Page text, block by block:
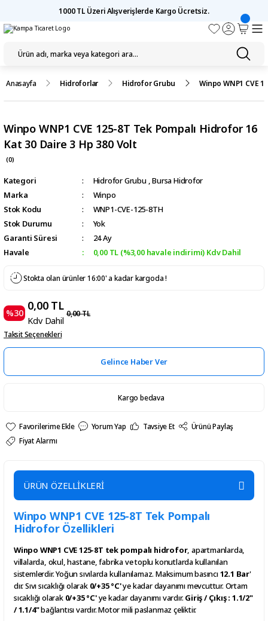
1000 TL Üzeri Alışverişlerde Kargo Ücretsiz.
Anasayfa Hidroforlar Hidrofor Grubu Winpo WNP1 CVE
Winpo WNP1 CVE 125-8T Tek Pompalı Hidrofor 16
Kat 30 Daire 3 Hp 380 Volt
(0)
Kategori Hidrofor Grubu ,Bursa Hidrofor
Marka
Winpo
Stok Kodu
WNP1-CVE-125-8TH
Stok Durumu
Yok
Garanti Süresi
24 Ay
Havale
0,00 TL (%3,00 havale indirimi) Kdv Dahil
Stokta olan ürünler 16:00' a kadar kargoda !
%30
0,00 TL
Kdv Dahil
0,00 TL
Taksit Seçenekleri
Gelince Haber Ver
Kargo bedava
Yorum Yap Tavsiye Et
Ürünü Paylaş
Fiyat Alarmı
ÜRÜN ÖZELLİKLERİ
Winpo WNP1 CVE 125-8T Tek Pompalı
Hidrofor Özellikleri
Winpo WNP1 CVE 125-8T tek pompalı hidrofor, apartmanlarda,
villalarda, okul, hastane, fabrika ve toplu konutlarda kullanılan
sistemlerdir. Yoğun sıvılarda kullanılamaz. Maksimum basıncı12.1 Bar'
dır. Sıvı sıcaklığı olarak 0/+35 °C'ye kadar dayanımı mevcuttur. Ortam
sıcaklığı olarak 0/+35 °C'ye kadar dayanımı vardır. Giriş / Çıkış : 1.1/2"
/ 1.1/4"bağlantısı vardır. Motor mili paslanmaz çeliktir.